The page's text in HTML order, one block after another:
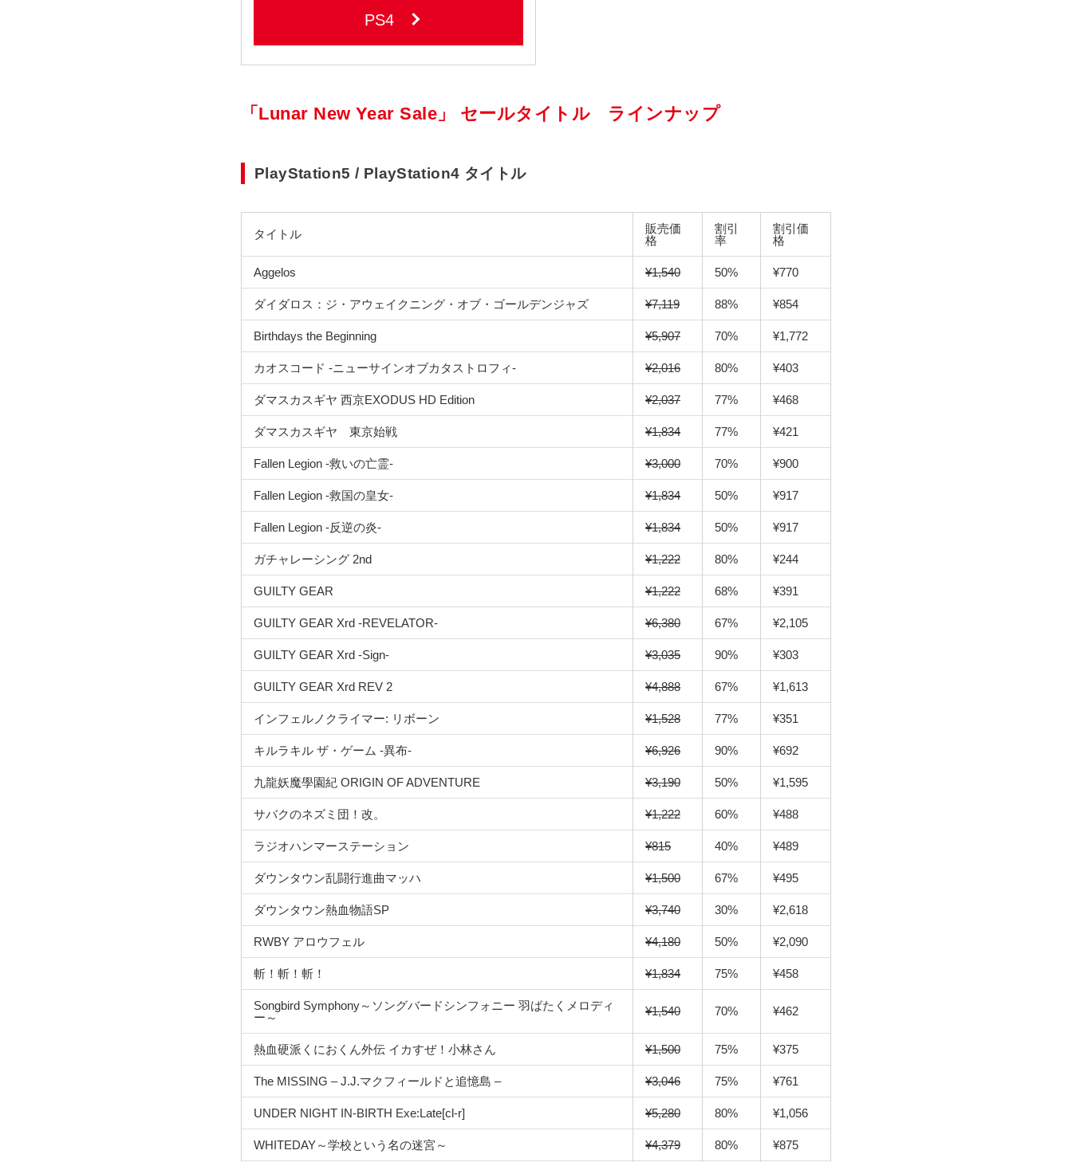
PS4
「Lunar New Year Sale」 セールタイトル ラインナップ
PlayStation5 / PlayStation4 タイトル
タイトル
販売価
格
割引
率
割引価
格
Aggelos ¥1,540 50% ¥770
ダイダロス：ジ・アウェイクニング・オブ・ゴールデンジャズ ¥7,119 88% ¥854
Birthdays the Beginning ¥5,907 70% ¥1,772
カオスコード -ニューサインオブカタストロフィ- ¥2,016 80% ¥403
ダマスカスギヤ 西京EXODUS HD Edition ¥2,037 77% ¥468
ダマスカスギヤ 東京始戦 ¥1,834 77% ¥421
Fallen Legion -救いの亡霊- ¥3,000 70% ¥900
Fallen Legion -救国の皇女- ¥1,834 50% ¥917
Fallen Legion -反逆の炎- ¥1,834 50% ¥917
ガチャレーシング 2nd ¥1,222 80% ¥244
GUILTY GEAR ¥1,222 68% ¥391
GUILTY GEAR Xrd -REVELATOR- ¥6,380 67% ¥2,105
GUILTY GEAR Xrd -Sign- ¥3,035 90% ¥303
GUILTY GEAR Xrd REV 2 ¥4,888 67% ¥1,613
インフェルノクライマー: リボーン ¥1,528 77% ¥351
キルラキル ザ・ゲーム -異布- ¥6,926 90% ¥692
九龍妖魔學園紀 ORIGIN OF ADVENTURE ¥3,190 50% ¥1,595
サバクのネズミ団！改。 ¥1,222 60% ¥488
ラジオハンマーステーション ¥815 40% ¥489
ダウンタウン乱闘行進曲マッハ ¥1,500 67% ¥495
ダウンタウン熱血物語SP ¥3,740 30% ¥2,618
RWBY アロウフェル ¥4,180 50% ¥2,090
斬！斬！斬！ ¥1,834 75% ¥458
Songbird Symphony～ソングバードシンフォニー 羽ばたくメロディ
ー～
¥1,540 70% ¥462
熱血硬派くにおくん外伝 イカすぜ！小林さん ¥1,500 75% ¥375
The MISSING – J.J.マクフィールドと追憶島 – ¥3,046 75% ¥761
UNDER NIGHT IN-BIRTH Exe:Late[cl-r] ¥5,280 80% ¥1,056
WHITEDAY～学校という名の迷宮～ ¥4,379 80% ¥875